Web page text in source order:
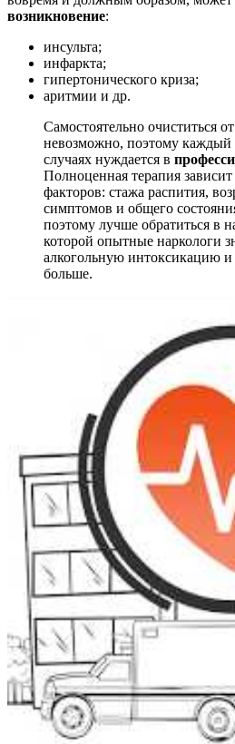
возникновение:
инсульта;
инфаркта;
гипертонического криза;
аритмии и др.
Самостоятельно очиститься
невозможно, поэтому каждый
случаях нуждается в
Полноценная терапия
факторов: стажа распития,
симптомов и общего
поэтому лучше обратиться в
которой опытные наркологи
алкогольную интоксикацию и
больше.